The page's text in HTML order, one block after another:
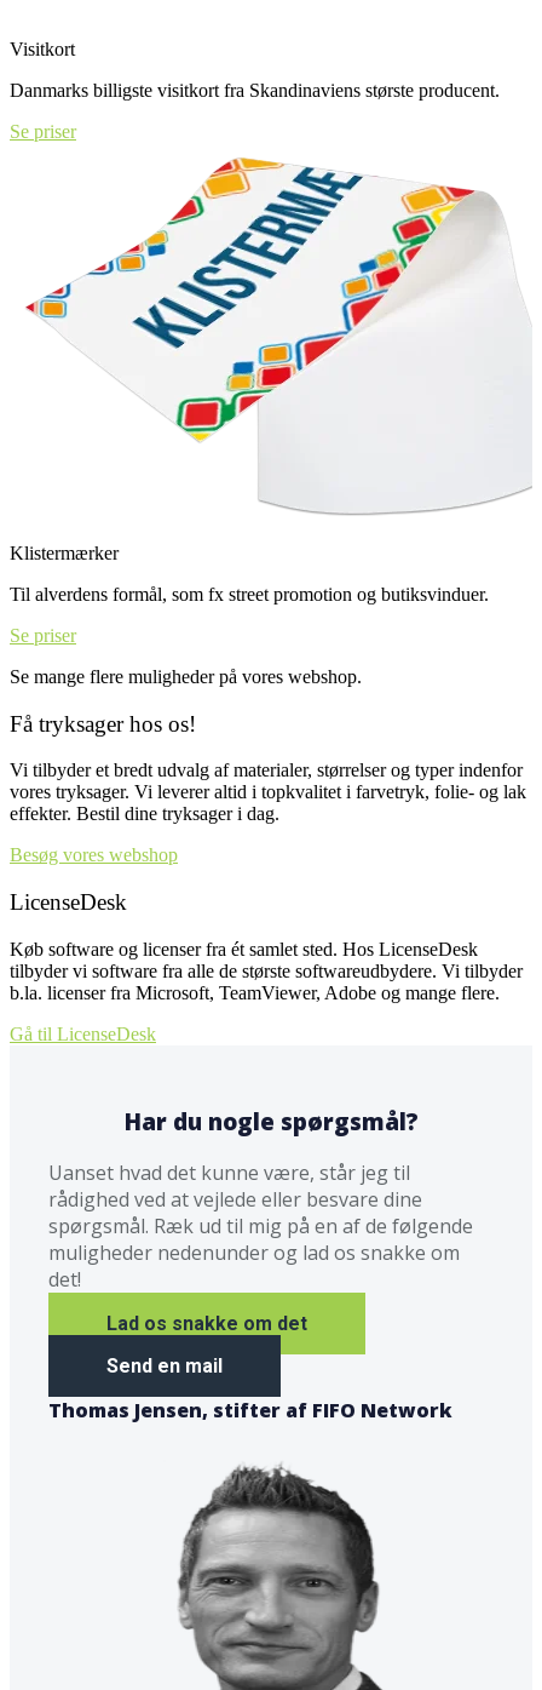
Visitkort
Danmarks billigste visitkort fra Skandinaviens største producent.
Se priser
Klistermærker
Til alverdens formål, som fx street promotion og butiksvinduer.
Se priser
Se mange flere muligheder på vores webshop.
Få tryksager hos os!
Vi tilbyder et bredt udvalg af materialer, størrelser og typer indenfor
vores tryksager. Vi leverer altid i topkvalitet i farvetryk, folie- og lak
effekter. Bestil dine tryksager i dag.
Besøg vores webshop
LicenseDesk
Køb software og licenser fra ét samlet sted. Hos LicenseDesk
tilbyder vi software fra alle de største softwareudbydere. Vi tilbyder
b.la. licenser fra Microsoft, TeamViewer, Adobe og mange flere.
Gå til LicenseDesk
Har du nogle spørgsmål?
Uanset hvad det kunne være, står jeg til
rådighed ved at vejlede eller besvare dine
spørgsmål. Ræk ud til mig på en af de følgende
muligheder nedenunder og lad os snakke om
det!
Lad os snakke om det
Send en mail
Thomas Jensen, stifter af FIFO Network